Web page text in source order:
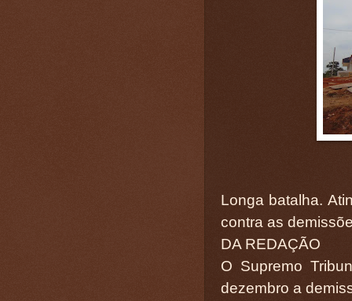
Longa batalha.
contra as
DA REDAÇÃO
O Supremo
dezembro a